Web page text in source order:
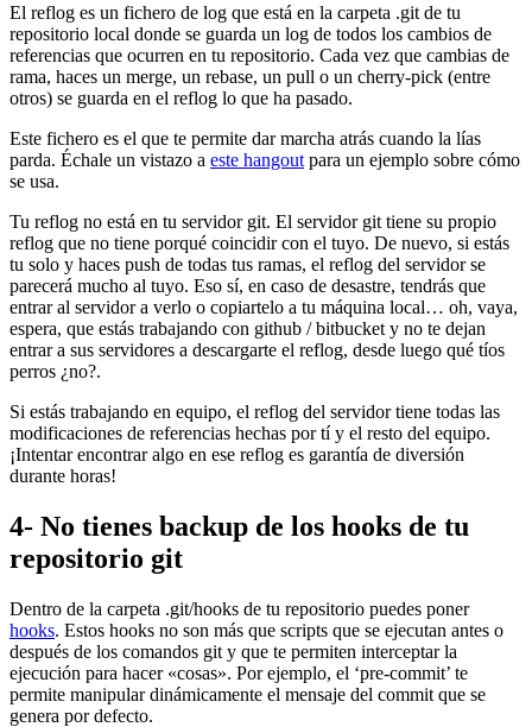
El reflog es un fichero de log que está en la carpeta .git de tu
repositorio local donde se guarda un log de todos los cambios de
referencias que ocurren en tu repositorio. Cada vez que cambias de
rama, haces un merge, un rebase, un pull o un cherry-pick (entre
otros) se guarda en el reflog lo que ha pasado.
Este fichero es el que te permite dar marcha atrás cuando la lías
parda. Échale un vistazo a este hangout para un ejemplo sobre cómo
se usa.
Tu reflog no está en tu servidor git. El servidor git tiene su propio
reflog que no tiene porqué coincidir con el tuyo. De nuevo, si estás
tu solo y haces push de todas tus ramas, el reflog del servidor se
parecerá mucho al tuyo. Eso sí, en caso de desastre, tendrás que
entrar al servidor a verlo o copiartelo a tu máquina local… oh, vaya,
espera, que estás trabajando con github / bitbucket y no te dejan
entrar a sus servidores a descargarte el reflog, desde luego qué tíos
perros ¿no?.
Si estás trabajando en equipo, el reflog del servidor tiene todas las
modificaciones de referencias hechas por tí y el resto del equipo.
¡Intentar encontrar algo en ese reflog es garantía de diversión
durante horas!
4- No tienes backup de los hooks de tu
repositorio git
Dentro de la carpeta .git/hooks de tu repositorio puedes poner
hooks. Estos hooks no son más que scripts que se ejecutan antes o
después de los comandos git y que te permiten interceptar la
ejecución para hacer «cosas». Por ejemplo, el ‘pre-commit’ te
permite manipular dinámicamente el mensaje del commit que se
genera por defecto.